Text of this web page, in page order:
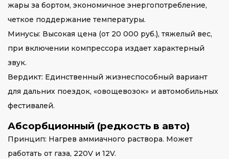
жары за бортом, экономичное энергопотребление,
четкое поддержание температуры.
Минусы: Высокая цена (от 20 000 руб.), тяжелый вес,
при включении компрессора издает характерный
звук.
Вердикт: Единственный жизнеспособный вариант
для дальних поездок, «овощевозок» и автомобильных
фестивалей.
Абсорбционный (редкость в авто)
Принцип: Нагрев аммиачного раствора. Может
работать от газа, 220V и 12V.